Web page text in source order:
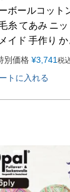
ボールコット
糸 てあみ ニ
イド 手作り
別価格 ¥3,741 税
トに入れる